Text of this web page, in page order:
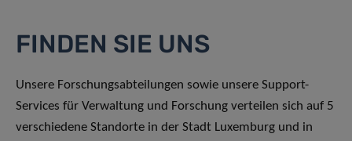
FINDEN SIE UNS
Unsere Forschungsabteilungen sowie unsere Support-
Services für Verwaltung und Forschung verteilen sich auf 5
verschiedene Standorte in der Stadt Luxemburg und in